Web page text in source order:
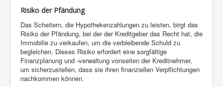
Risiko der Pfändung
Das Scheitern, die Hypothekenzahlungen zu leisten, birgt das
Risiko der Pfändung, bei der der Kreditgeber das Recht hat, die
Immobilie zu verkaufen, um die verbleibende Schuld zu
begleichen. Dieses Risiko erfordert eine sorgfältige
Finanzplanung und -verwaltung vonseiten der Kreditnehmer,
um sicherzustellen, dass sie ihren finanziellen Verpflichtungen
nachkommen können.